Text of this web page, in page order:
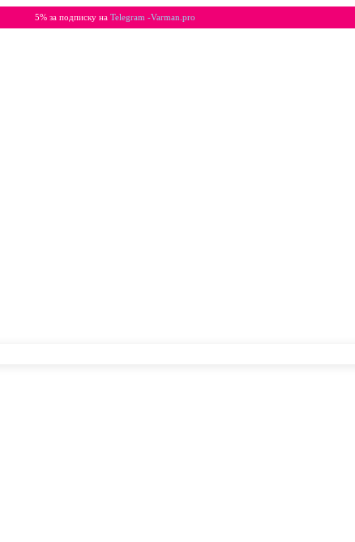
5% за подписку на Telegram -Varman.pro